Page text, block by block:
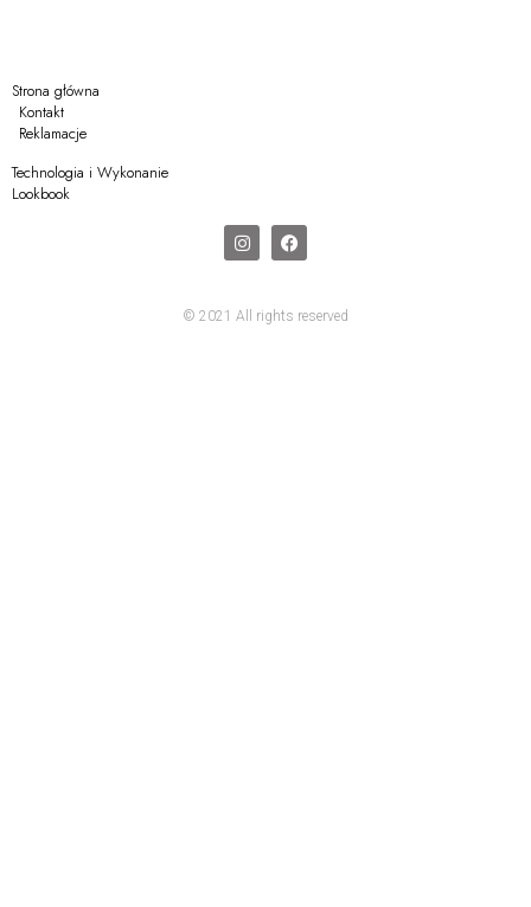
Strona główna
Kontakt
Reklamacje
Technologia i Wykonanie
Lookbook
© 2021 All rights reserved